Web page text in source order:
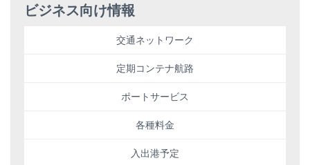
ビジネス向け情報
交通ネットワーク
定期コンテナ航路
ポートサービス
各種料金
入出港予定